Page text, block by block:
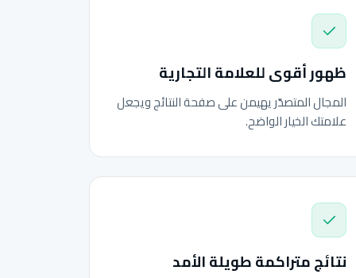
ظهور أقوى للعلامة التجارية
المجال المتصدّر يهيمن على صفحة النتائج ويجعل
علامتك الخيار الواضح.
نتائج متراكمة طويلة الأمد